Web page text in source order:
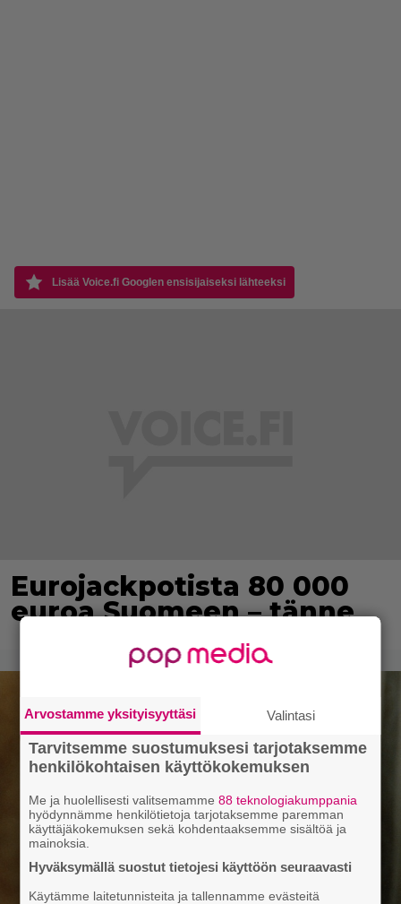
Lisää Voice.fi Googlen ensisijaiseksi lähteeksi
Eurojackpotista 80 000
euroa Suomeen – tänne
Arvostamme yksityisyyttäsi Valintasi
Tarvitsemme suostumuksesi tarjotaksemme
henkilökohtaisen käyttökokemuksen
Me ja huolellisesti valitsemamme88 teknologiakumppania
hyödynnämme henkilötietoja tarjotaksemme paremman
käyttäjäkokemuksen sekä kohdentaaksemme sisältöä ja
mainoksia.
Hyväksymällä suostut tietojesi käyttöön seuraavasti
Käytämme laitetunnisteita ja tallennamme evästeitä